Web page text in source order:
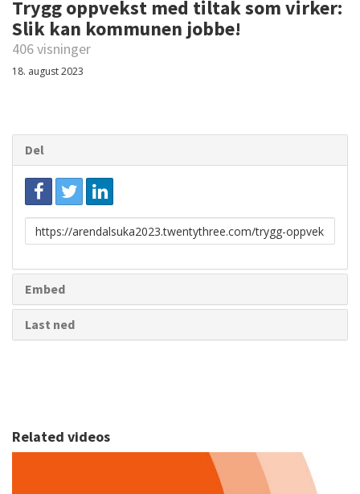
Trygg oppvekst med tiltak som virker:
Slik kan kommunen jobbe!
406 visninger
18. august 2023
Del
Link
for
Embed
Last ned
Related videos